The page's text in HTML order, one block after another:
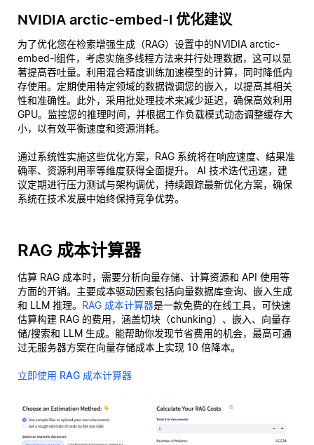
NVIDIA arctic-embed-l 优化建议
为了优化您在检索增强生成（RAG）设置中的NVIDIA arctic-
embed-l组件，考虑实施多线程方法来并行处理数据，这可以显
著提高吞吐量。利用混合精度训练加速模型的计算，同时降低内
存使用。定期使用特定领域的数据微调您的嵌入，以提高其相关
性和准确性。此外，采用批处理技术来减少延迟，确保高效利用
GPU。监控您的推理时间，并根据工作负载模式动态调整缓存大
小，以有效平衡速度和资源消耗。
通过系统性实施这些优化方案，RAG 系统将在响应速度、结果准
确率、资源利用率等维度获得全面提升。 AI 技术迭代迅速，建
议定期进行压力测试与架构调优，持续跟踪最新优化方案，确保
系统在技术发展中始终保持竞争优势。
RAG 成本计算器
估算 RAG 成本时，需要分析向量存储、计算资源和 API 使用等
方面的开销。主要成本驱动因素包括向量数据库查询、嵌入生成
和 LLM 推理。 RAG 成本计算器是一款免费的在线工具，可快速
估算构建 RAG 的费用，涵盖切块（chunking）、嵌入、向量存
储/搜索和 LLM 生成。能帮助你发现节省费用的机会，最高可通
过无服务器方案在向量存储成本上实现 10 倍降本。
立即使用 RAG 成本计算器